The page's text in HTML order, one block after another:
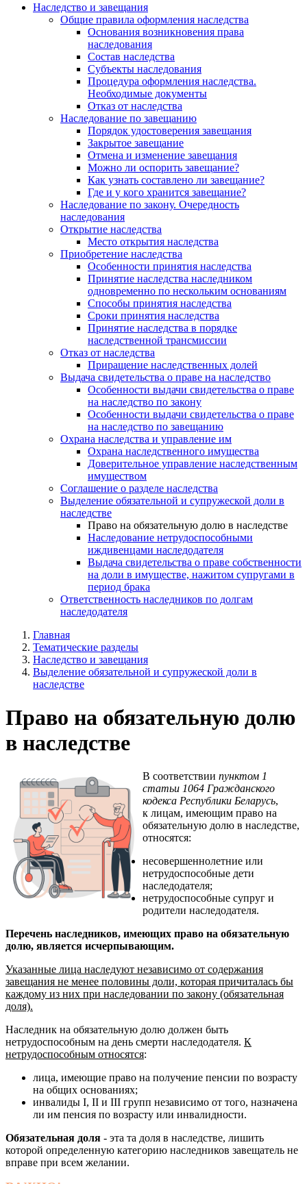
Наследство и завещания
Общие правила оформления наследства
Основания возникновения права
наследования
Состав наследства
Субъекты наследования
Процедура оформления наследства.
Необходимые документы
Отказ от наследства
Наследование по завещанию
Порядок удостоверения завещания
Закрытое завещание
Отмена и изменение завещания
Можно ли оспорить завещание?
Как узнать составлено ли завещание?
Где и у кого хранится завещание?
Наследование по закону. Очередность
наследования
Открытие наследства
Место открытия наследства
Приобретение наследства
Особенности принятия наследства
Принятие наследства наследником
одновременно по нескольким основаниям
Способы принятия наследства
Сроки принятия наследства
Принятие наследства в порядке
наследственной трансмиссии
Отказ от наследства
Приращение наследственных долей
Выдача свидетельства о праве на наследство
Особенности выдачи свидетельства о праве
на наследство по закону
Особенности выдачи свидетельства о праве
на наследство по завещанию
Охрана наследства и управление им
Охрана наследственного имущества
Доверительное управление наследственным
имуществом
Соглашение о разделе наследства
Выделение обязательной и супружеской доли в
наследстве
Право на обязательную долю в наследстве
Наследование нетрудоспособными
иждивенцами наследодателя
Выдача свидетельства о праве собственности
на доли в имуществе, нажитом супругами в
период брака
Ответственность наследников по долгам
наследодателя
Главная
Тематические разделы
Наследство и завещания
Выделение обязательной и супружеской доли в
наследстве
Право на обязательную долю
в наследстве
В соответствии пунктом 1
статьи 1064 Гражданского
кодекса Республики Беларусь,
к лицам, имеющим право на
обязательную долю в наследстве,
относятся:
несовершеннолетние или
нетрудоспособные дети
наследодателя;
нетрудоспособные супруг и
родители наследодателя.
Перечень наследников, имеющих право на обязательную
долю, является исчерпывающим.
Указанные лица наследуют независимо от содержания
завещания не менее половины доли, которая причиталась бы
каждому из них при наследовании по закону (обязательная
доля).
Наследник на обязательную долю должен быть
нетрудоспособным на день смерти наследодателя. К
нетрудоспособным относятся:
лица, имеющие право на получение пенсии по возрасту
на общих основаниях;
инвалиды I, II и III групп независимо от того, назначена
ли им пенсия по возрасту или инвалидности.
Обязательная доля - эта та доля в наследстве, лишить
которой определенную категорию наследников завещатель не
вправе при всем желании.